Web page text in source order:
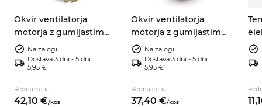
Okvir ventilatorja
motorja z gumijastim
tesnilom za Fiat Panda
30 650, 1. serija – 4455754
Na zalogi
Dostava 3 dni - 5 dni
5,95 €
Redna cena
42,10 €/kos
Okvir ventilatorja
motorja z gumijastim
tesnilom Fiat Panda 30
2S 5955471
Na zalogi
Dostava 3 dni - 5 dni
5,95 €
Redna cena
37,40 €/kos 11,